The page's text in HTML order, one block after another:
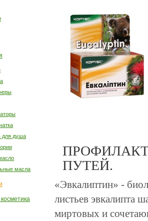
ПУТЕЙ.
«Эвкалиптин» -
листьев эвкалипта
миртовых и
для душа
масла